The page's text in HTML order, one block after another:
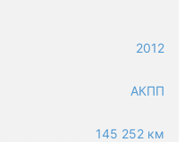
2012
АКПП
145 252 км